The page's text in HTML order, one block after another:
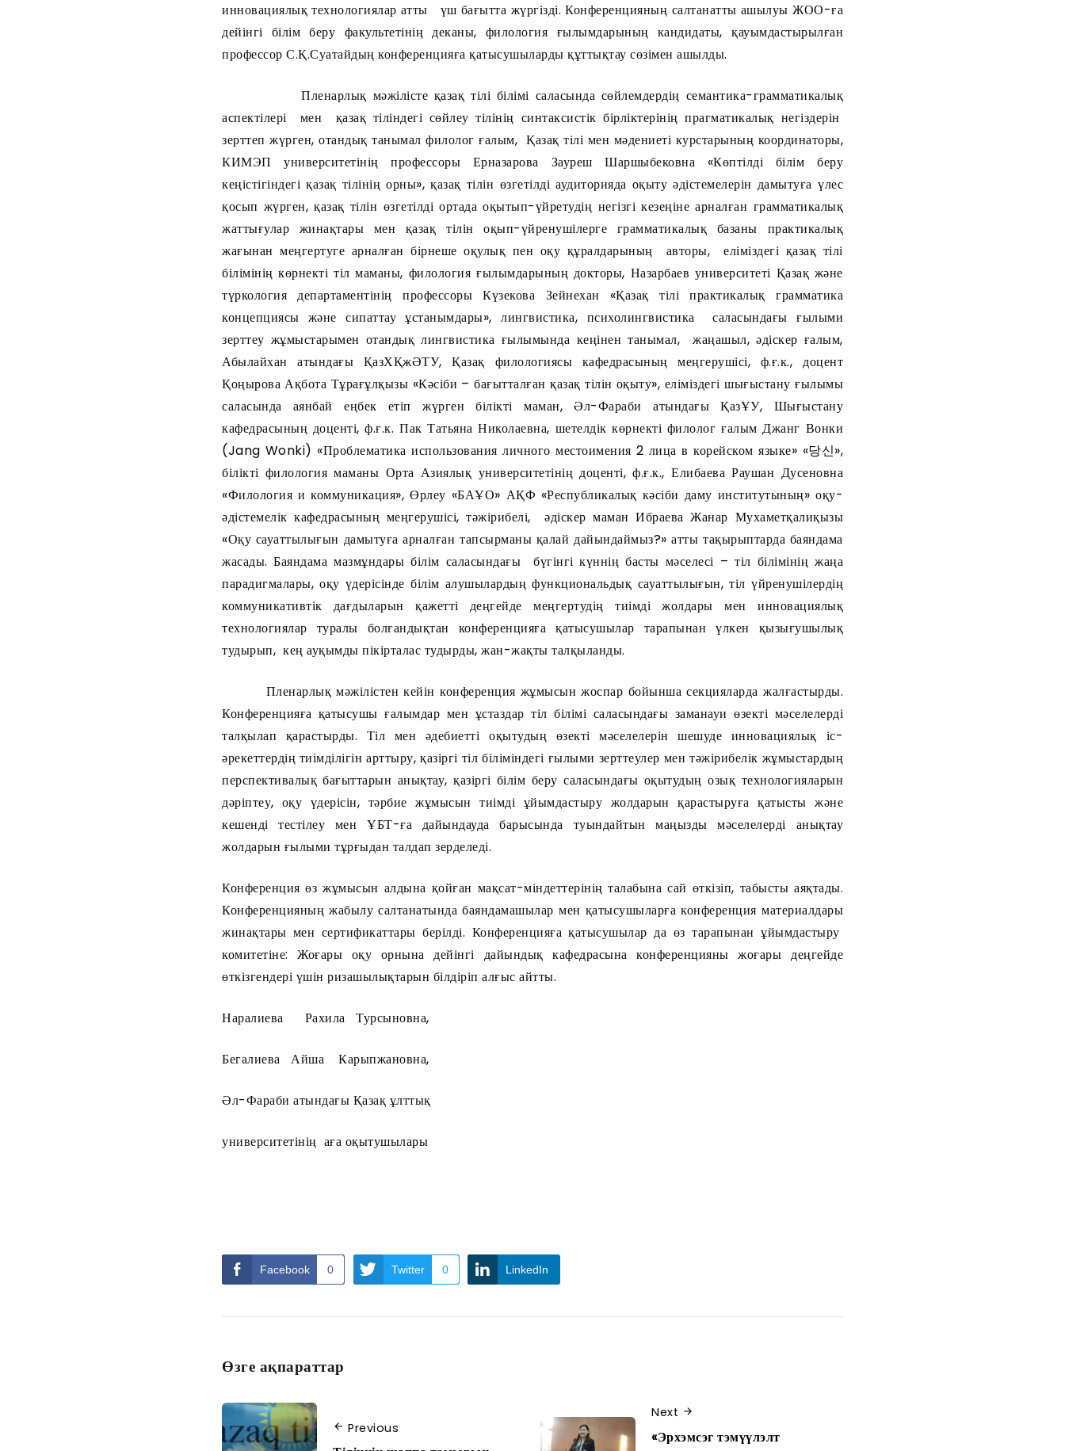
инновациялық технологиялар атты үш бағытта жүргізді. Конференцияның салтанатты ашылуы ЖОО-ға
дейінгі білім беру факультетінің деканы, филология ғылымдарының кандидаты, қауымдастырылған
профессор С.Қ.Суатайдың конференцияға қатысушыларды құттықтау сөзімен ашылды.
Пленарлық мәжілісте қазақ тілі білімі саласында сөйлемдердің семантика-грамматикалық
аспектілері мен қазақ тіліндегі сөйлеу тілінің синтаксистік бірліктерінің прагматикалық негіздерін
зерттеп жүрген, отандық танымал филолог ғалым, Қазақ тілі мен мәдениеті курстарының координаторы,
КИМЭП университетінің профессоры Ерназарова Зауреш Шаршыбековна «Көптілді білім беру
кеңістігіндегі қазақ тілінің орны», қазақ тілін өзгетілді аудиторияда оқыту әдістемелерін дамытуға үлес
қосып жүрген, қазақ тілін өзгетілді ортада оқытып-үйретудің негізгі кезеңіне арналған грамматикалық
жаттығулар жинақтары мен қазақ тілін оқып-үйренушілерге грамматикалық базаны практикалық
жағынан меңгертуге арналған бірнеше оқулық пен оқу құралдарының авторы, еліміздегі қазақ тілі
білімінің көрнекті тіл маманы, филология ғылымдарының докторы, Назарбаев университеті Қазақ және
түркология департаментінің профессоры Күзекова Зейнехан «Қазақ тілі практикалық грамматика
концепциясы және сипаттау ұстанымдары», лингвистика, психолингвистика саласындағы ғылыми
зерттеу жұмыстарымен отандық лингвистика ғылымында кеңінен танымал, жаңашыл, әдіскер ғалым,
Абылайхан атындағы ҚазХҚжӘТУ, Қазақ филологиясы кафедрасының меңгерушісі, ф.ғ.к., доцент
Қоңырова Ақбота Тұрағұлқызы «Кәсіби – бағытталған қазақ тілін оқыту», еліміздегі шығыстану ғылымы
саласында аянбай еңбек етіп жүрген білікті маман, Әл-Фараби атындағы ҚазҰУ, Шығыстану
кафедрасының доценті, ф.ғ.к. Пак Татьяна Николаевна, шетелдік көрнекті филолог ғалым Джанг Вонки
(Jang Wonki) «Проблематика использования личного местоимения 2 лица в корейском языке» «당신»,
білікті филология маманы Орта Азиялық университетінің доценті, ф.ғ.к., Елибаева Раушан Дусеновна
«Филология и коммуникация», Өрлеу «БАҰО» АҚФ «Республикалық кәсіби даму институтының» оқу-
әдістемелік кафедрасының меңгерушісі, тәжірибелі, әдіскер маман Ибраева Жанар Мухаметқалиқызы
«Оқу сауаттылығын дамытуға арналған тапсырманы қалай дайындаймыз?» атты тақырыптарда баяндама
жасады. Баяндама мазмұндары білім саласындағы бүгінгі күннің басты мәселесі – тіл білімінің жаңа
парадигмалары, оқу үдерісінде білім алушылардың функциональдық сауаттылығын, тіл үйренушілердің
коммуникативтік дағдыларын қажетті деңгейде меңгертудің тиімді жолдары мен инновациялық
технологиялар туралы болғандықтан конференцияға қатысушылар тарапынан үлкен қызығушылық
тудырып, кең ауқымды пікірталас тудырды, жан-жақты талқыланды.
Пленарлық мәжілістен кейін конференция жұмысын жоспар бойынша секцияларда жалғастырды.
Конференцияға қатысушы ғалымдар мен ұстаздар тіл білімі саласындағы заманауи өзекті мәселелерді
талқылап қарастырды. Тіл мен әдебиетті оқытудың өзекті мәселелерін шешуде инновациялық іс-
әрекеттердің тиімділігін арттыру, қазіргі тіл біліміндегі ғылыми зерттеулер мен тәжірибелік жұмыстардың
перспективалық бағыттарын анықтау, қазіргі білім беру саласындағы оқытудың озық технологияларын
дәріптеу, оқу үдерісін, тәрбие жұмысын тиімді ұйымдастыру жолдарын қарастыруға қатысты және
кешенді тестілеу мен ҰБТ-ға дайындауда барысында туындайтын маңызды мәселелерді анықтау
жолдарын ғылыми тұрғыдан талдап зерделеді.
Конференция өз жұмысын алдына қойған мақсат-міндеттерінің талабына сай өткізіп, табысты аяқтады.
Конференцияның жабылу салтанатында баяндамашылар мен қатысушыларға конференция материалдары
жинақтары мен сертификаттары берілді. Конференцияға қатысушылар да өз тарапынан ұйымдастыру
комитетіне: Жоғары оқу орнына дейінгі дайындық кафедрасына конференцияны жоғары деңгейде
өткізгендері үшін ризашылықтарын білдіріп алғыс айтты.
Наралиева Рахила Турсыновна,
Бегалиева Айша Карыпжановна,
Әл-Фараби атындағы Қазақ ұлттық
университетінің аға оқытушылары
Facebook 0 Twitter 0 LinkedIn
Өзге ақпараттар
Previous
Next
«Эрхэмсэг тэмүүлэлт